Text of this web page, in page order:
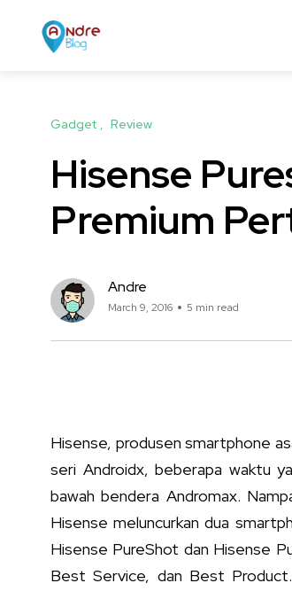
Gadget Review
Hisense
Premium
Andre
March 9, 2016 5 min read
Hisense, produsen smartphone
seri Androidx, beberapa waktu
bawah bendera Andromax.
Hisense meluncurkan dua
Hisense PureShot dan Hisense
Best Service, dan Best